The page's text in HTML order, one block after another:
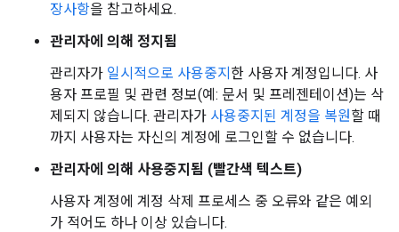
장사항을 참고하세요.
관리자에 의해 정지됨
관리자가 일시적으로 사용중지 한 사용자 계정입니다. 사
용자 프로필 및 관련 정보(예: 문서 및 프레젠테이션)는 삭
제되지 않습니다. 관리자가 사용중지된 계정을 복원할 때
까지 사용자는 자신의 계정에 로그인할 수 없습니다.
관리자에 의해 사용중지됨 (빨간색 텍스트)
사용자 계정에 계정 삭제 프로세스 중 오류와 같은 예외
가 적어도 하나 이상 있습니다.